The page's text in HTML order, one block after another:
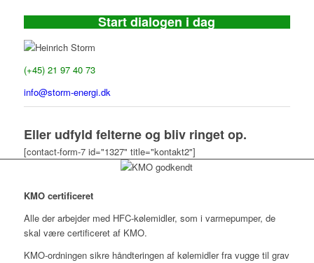
Start dialogen i dag
Heinrich Storm
(+45) 21 97 40 73
info@storm-energi.dk
Eller udfyld felterne og bliv ringet op.
[contact-form-7 id="1327" title="kontakt2"]
KMO certificeret
Alle der arbejder med HFC-kølemidler, som i varmepumper, de
skal være certificeret af KMO.
KMO-ordningen sikre håndteringen af kølemidler fra vugge til grav